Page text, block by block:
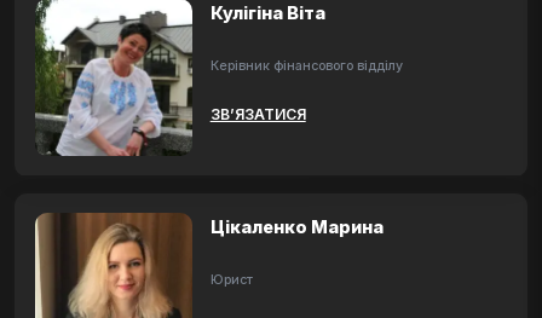
Кулігіна Віта
Керівник фінансового відділу
ЗВ’ЯЗАТИСЯ
Цікаленко Марина
Юрист